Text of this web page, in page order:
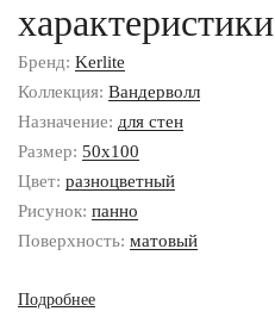
характеристики
Бренд: Kerlite
Коллекция: Вандерволл
Назначение: для стен
Размер: 50x100
Цвет: разноцветный
Рисунок: панно
Поверхность: матовый
Подробнее